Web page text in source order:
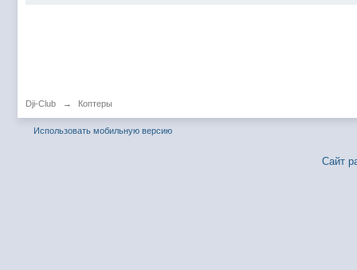
Dji-Club → Коптеры
Использовать мобильную версию
Сайт